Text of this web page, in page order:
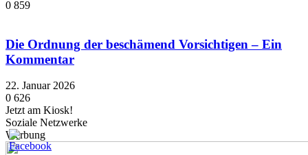
0 859
Die Ordnung der beschämend Vorsichtigen – Ein
Kommentar
22. Januar 2026
0 626
Jetzt am Kiosk!
Soziale Netzwerke
Werbung